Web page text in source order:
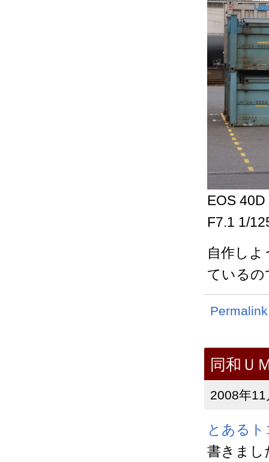
EOS
F7.1 1/
自作し
ているの
Permalink
同和Ｕ
2008年
とあるト
書きまし